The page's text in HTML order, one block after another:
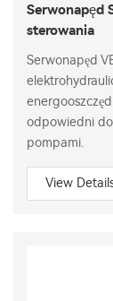
Serwonapęd
sterowania
Serwonapęd
odpowiedni
pompami.
View